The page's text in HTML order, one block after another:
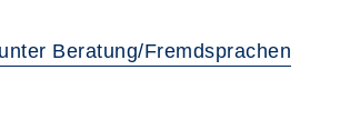
Beratung/Fremdsprachen